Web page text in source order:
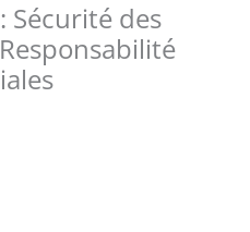
: Sécurité des